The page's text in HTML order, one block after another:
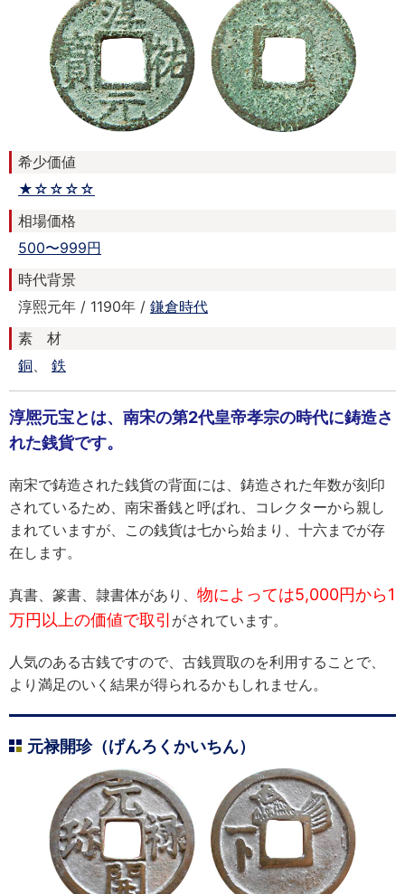
希少価値
★☆☆☆☆
相場価格
500〜999円
時代背景
淳熙元年 / 1190年 / 鎌倉時代
素 材
銅
鉄
淳熈元宝とは、南宋の第2代皇帝孝宗の時代に鋳造さ
れた銭貨です。
南宋で鋳造された銭貨の背面には、鋳造された年数が刻印
されているため、南宋番銭と呼ばれ、コレクターから親し
まれていますが、この銭貨は七から始まり、十六までが存
在します。
真書、篆書、隷書体があり、 物によっては5,000円から1
万円以上の価値で取引 がされています。
人気のある古銭ですので、古銭買取のを利用することで、
より満足のいく結果が得られるかもしれません。
元禄開珍（げんろくかいちん）